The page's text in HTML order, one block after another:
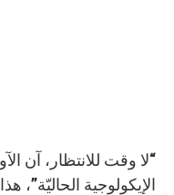
“لا وقت للانتظار، آن
الإيكولوجية الحاليّة”،